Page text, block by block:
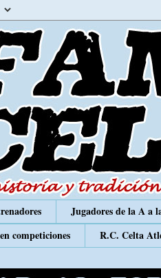
Jugadores de la A a
competiciones R.C. Celta